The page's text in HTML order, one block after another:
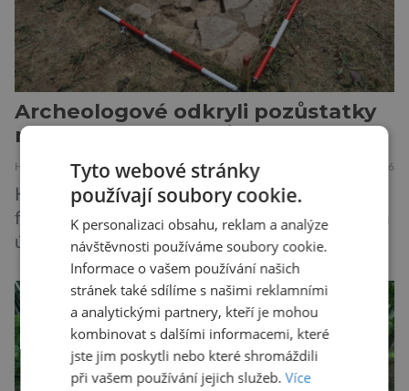
Archeologové odkryli pozůstatky
místa nacistické zvůle na Moravě
HISTORIE 22.7.2026
Koncentrační tábor v jihočeských Letech,
fungující jako takzvaný cikánský tábor, nebyl na
území Protektorátu Čechy a Morava jediný
takový. Další se nacházel na Moravě, konkrétně
v Hodoníně u Kunštátu. Jeho pozůstatky byly
nedávno odkrývány archeology. Někteří z asi
1400 Romů a Sintů, kteří byli v táboře
internováni, v něm vydechli naposledy. Jiné
čekal transport do […]
Tyto webové stránky
používají soubory cookie.
K personalizaci obsahu, reklam a analýze
návštěvnosti používáme soubory cookie.
Informace o vašem používání našich
stránek také sdílíme s našimi reklamními
a analytickými partnery, kteří je mohou
kombinovat s dalšími informacemi, které
jste jim poskytli nebo které shromáždili
při vašem používání jejich služeb.Více